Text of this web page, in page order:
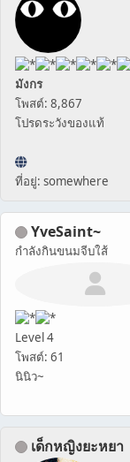
มังกร
โพสต์: 8,867
โปรดระวังของแท้
ที่อยู่: somewhere
YveSaint~
กำลังกินขนมจีบใส้
Level 4
โพสต์: 61
นินิว~
เด็กหญิงยะหยา